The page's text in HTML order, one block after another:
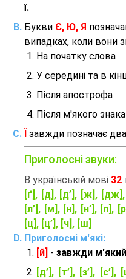
ї.
Букви Є, Ю, Я
випадках, коли вони
На початку слова
У середині та в
Після апострофа
Після м'якого знака
завжди позначає
Приголосні звуки:
В українській мові 32
[ґ], [д], [д’], [ж], [дж],
[л’], [м], [н], [н’], [п],
[ц], [ц’], [ч], [ш]
Приголосні м'які:
[й] - завжди м'який
[д’], [т’], [з’], [с’],